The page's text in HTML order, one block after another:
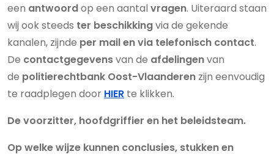
een antwoordop een aantal vragen. Uiteraard staan
wij ook steeds ter beschikkingvia de gekende
kanalen, zijnde per mail en via telefonisch contact.
De contactgegevensvan de afdelingenvan
de politierechtbank Oost-Vlaanderen zijn eenvoudig
te raadplegen door HIER te klikken.
De voorzitter, hoofdgriffier en het beleidsteam.
Op welke wijze kunnen conclusies, stukken en